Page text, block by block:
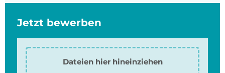
Jetzt bewerben
Dateien hier hineinziehen